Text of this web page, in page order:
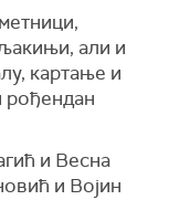
али и
картање и
рођендан
и Весна
и Војин